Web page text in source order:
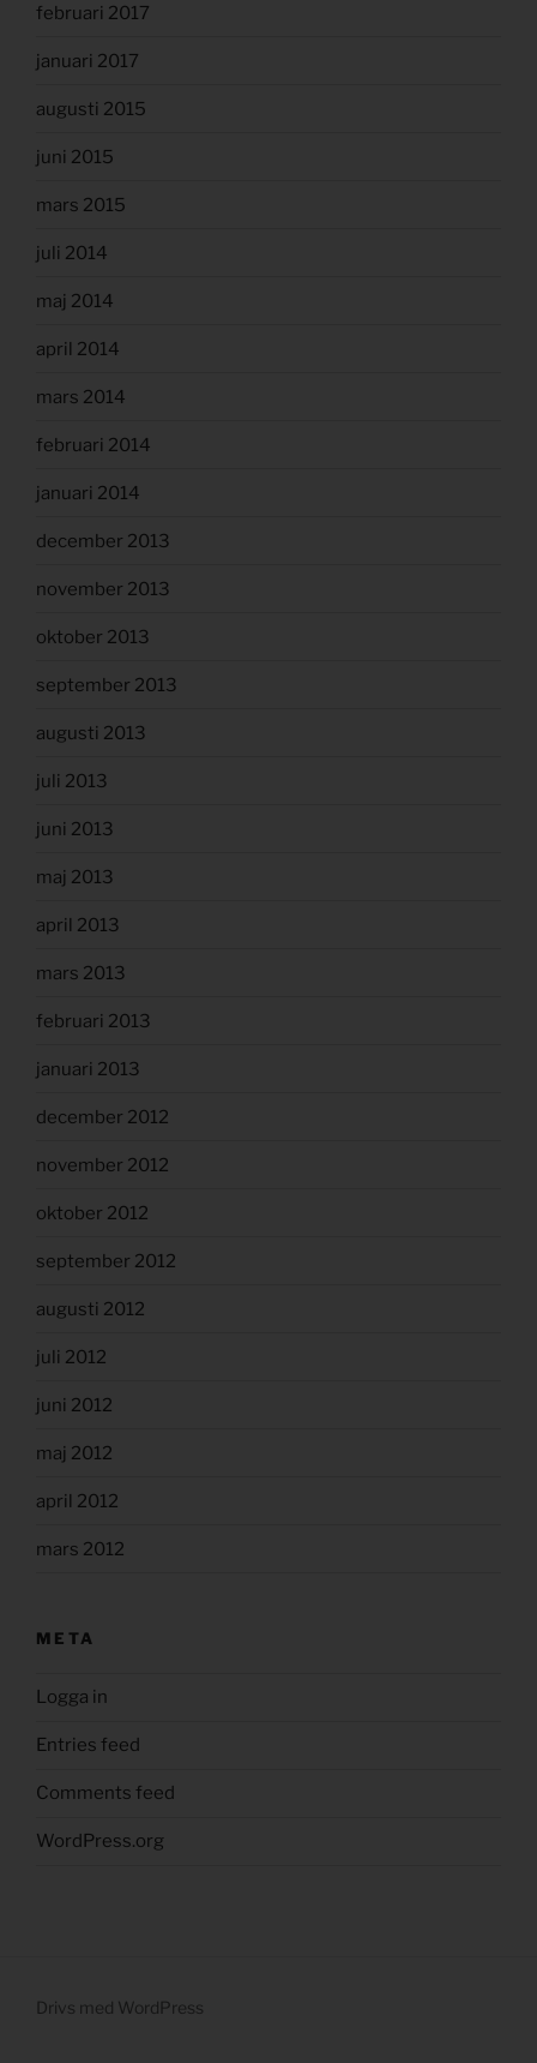
februari 2017
januari 2017
augusti 2015
juni 2015
mars 2015
juli 2014
maj 2014
april 2014
mars 2014
februari 2014
januari 2014
december 2013
november 2013
oktober 2013
september 2013
augusti 2013
juli 2013
juni 2013
maj 2013
april 2013
mars 2013
februari 2013
januari 2013
december 2012
november 2012
oktober 2012
september 2012
augusti 2012
juli 2012
juni 2012
maj 2012
april 2012
mars 2012
META
Logga in
Entries feed
Comments feed
WordPress.org
Drivs med WordPress